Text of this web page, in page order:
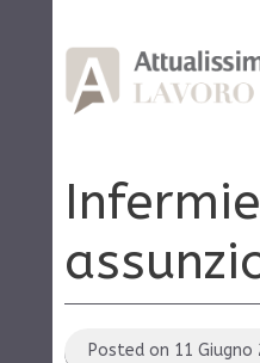
contenuto
Posted on 11 Giugno